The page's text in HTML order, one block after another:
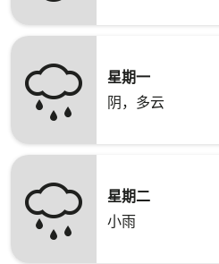
星期一
阴，多云
星期二
小雨